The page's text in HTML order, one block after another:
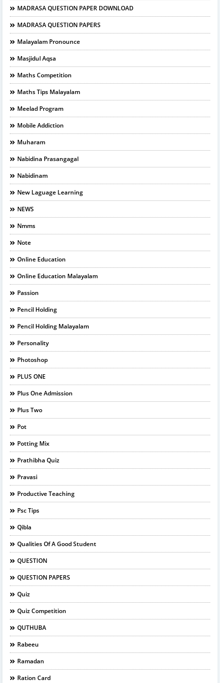
MADRASA QUESTION PAPER DOWNLOAD
MADRASA QUESTION PAPERS
Malayalam Pronounce
Masjidul Aqsa
Maths Competition
Maths Tips Malayalam
Meelad Program
Mobile Addiction
Muharam
Nabidina Prasangagal
Nabidinam
New Laguage Learning
NEWS
Nmms
Note
Online Education
Online Education Malayalam
Passion
Pencil Holding
Pencil Holding Malayalam
Personality
Photoshop
PLUS ONE
Plus One Admission
Plus Two
Pot
Potting Mix
Prathibha Quiz
Pravasi
Productive Teaching
Psc Tips
Qibla
Qualities Of A Good Student
QUESTION
QUESTION PAPERS
Quiz
Quiz Competition
QUTHUBA
Rabeeu
Ramadan
Ration Card